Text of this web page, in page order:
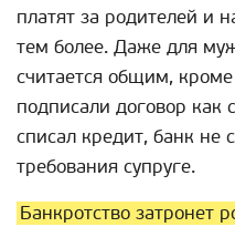
платят за родителей и
тем более. Даже для
считается общим, кроме
подписали договор
списал кредит, банк не
требования супруге.
Банкротство затронет